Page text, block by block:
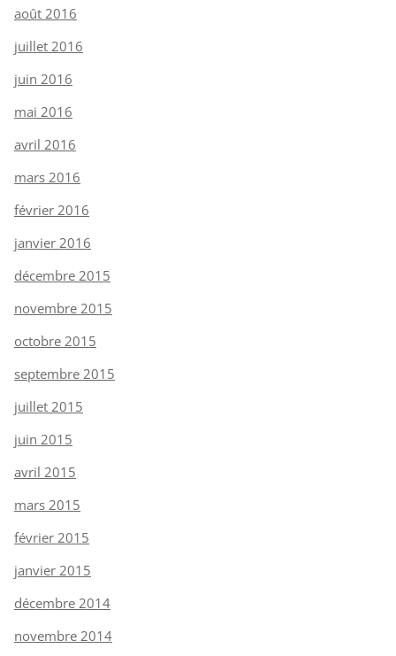
août 2016
juillet 2016
juin 2016
mai 2016
avril 2016
mars 2016
février 2016
janvier 2016
décembre 2015
novembre 2015
octobre 2015
septembre 2015
juillet 2015
juin 2015
avril 2015
mars 2015
février 2015
janvier 2015
décembre 2014
novembre 2014